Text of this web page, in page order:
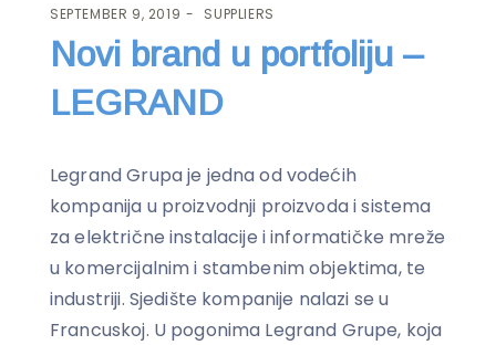
SEPTEMBER 9, 2019 SUPPLIERS
Novi brand u portfoliju –
LEGRAND
Legrand Grupa je jedna od vodećih
kompanija u proizvodnji proizvoda i sistema
za električne instalacije i informatičke mreže
u komercijalnim i stambenim objektima, te
industriji. Sjedište kompanije nalazi se u
Francuskoj. U pogonima Legrand Grupe, koja